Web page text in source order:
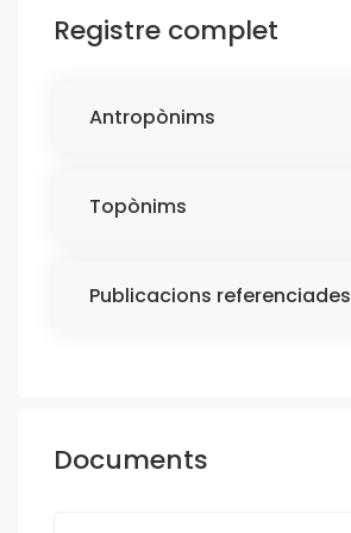
Registre complet
Antropònims
Topònims
Publicacions referenciades
Documents